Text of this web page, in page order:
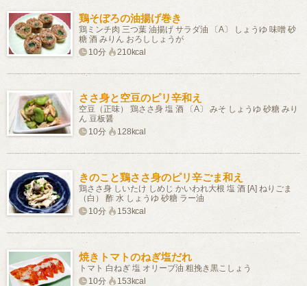
鶏そぼろの油揚げ巻き
鶏ミンチ肉 三つ葉 油揚げ サラダ油 〔A〕 しょうゆ 味噌 砂
糖 酒 みりん おろししょうが
10分
210kcal
ささ身と空豆のピリ辛和え
空豆（正味） 鶏ささ身 塩 酒 〔A〕 みそ しょうゆ 砂糖 みり
ん 豆板醤
10分
128kcal
きのこと鶏ささ身のピリ辛ごま和え
鶏ささ身 しいたけ しめじ かいわれ大根 塩 酒 [A] ねりごま
（白） 酢 水 しょうゆ 砂糖 ラー油
10分
153kcal
焼きトマトのねぎ塩だれ
トマト 白ねぎ 塩 オリーブ油 粗挽き黒こしょう
10分
153kcal